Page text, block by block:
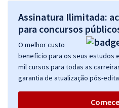
Assinatura Ilimitada:
para concursos
O melhor custo
benefício para os seus estudos
mil cursos para todas as
garantia de atualização pós-